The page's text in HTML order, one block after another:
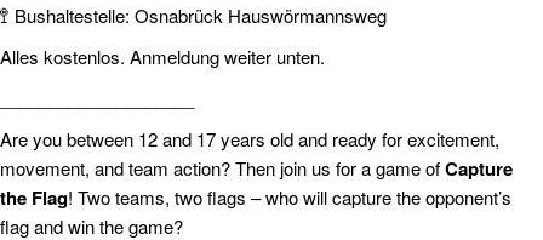
🚏 Bushaltestelle: Osnabrück Hauswörmannsweg
Alles kostenlos. Anmeldung weiter unten.
Are you between 12 and 17 years old and ready for excitement,
movement, and team action? Then join us for a game ofCapture
the Flag! Two teams, two flags – who will capture the opponent’s
flag and win the game?